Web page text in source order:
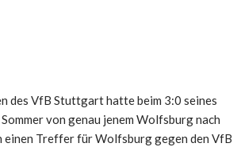
des VfB Stuttgart hatte beim 3:0 seines
von genau jenem Wolfsburg nach
Treffer für Wolfsburg gegen den VfB